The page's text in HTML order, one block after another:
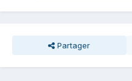
Partager